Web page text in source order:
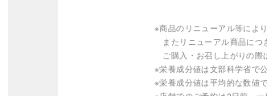
※商品のリニューアル等によ
またリニューアル商品につ
ご購入・お召し上がりの際
※栄養成分値は文部科学省で
※栄養成分値は平均的な数値